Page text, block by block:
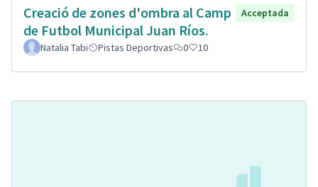
Creació de zones d'ombra al Camp
de Futbol Municipal Juan Ríos.
Acceptada
Natalia Tabi Pistas Deportivas 0 10